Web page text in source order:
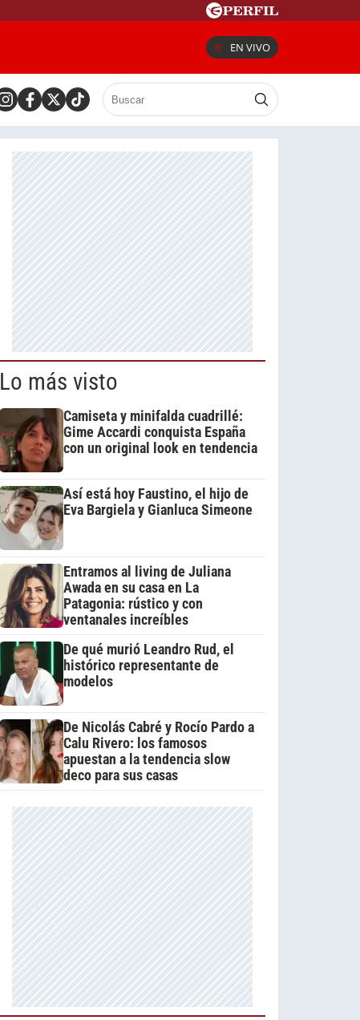
EN VIVO
Lo más visto
Camiseta y minifalda cuadrillé:
Gime Accardi conquista España
con un original look en tendencia
Así está hoy Faustino, el hijo de
Eva Bargiela y Gianluca Simeone
Entramos al living de Juliana
Awada en su casa en La
Patagonia: rústico y con
ventanales increíbles
De qué murió Leandro Rud, el
histórico representante de
modelos
De Nicolás Cabré y Rocío Pardo a
Calu Rivero: los famosos
apuestan a la tendencia slow
deco para sus casas